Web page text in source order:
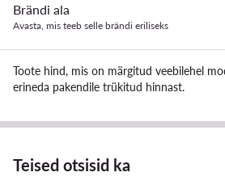
Brändi ala
Avasta, mis teeb selle brändi eriliseks
Toote hind, mis on märgitud veebilehel
erineda pakendile trükitud hinnast.
Teised otsisid ka